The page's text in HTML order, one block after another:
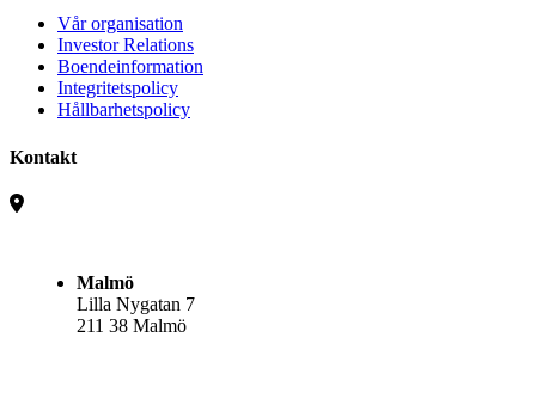
Vår organisation
Investor Relations
Boendeinformation
Integritetspolicy
Hållbarhetspolicy
Kontakt
Malmö
Lilla Nygatan 7
211 38 Malmö